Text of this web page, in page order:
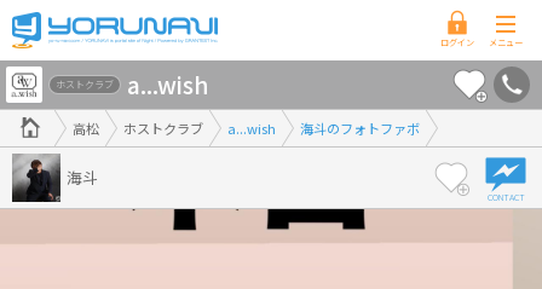
香
川
県
版
高松 ホストクラブ a...wish 海斗のフォトファボ
ホストクラブ a...wish
海斗